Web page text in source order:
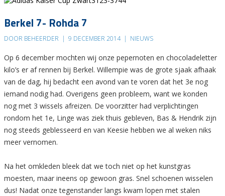
Berkel 7- Rohda 7
DOOR BEHEERDER | 9 DECEMBER 2014 | NIEUWS
Op 6 december mochten wij onze pepernoten en chocoladeletter
kilo’s er af rennen bij Berkel. Willempie was de grote sjaak afhaak
van de dag, hij bedacht een avond van te voren dat het 3e nog
iemand nodig had. Overigens geen probleem, want we konden
nog met 3 wissels afreizen. De voorzitter had verplichtingen
rondom het 1e, Linge was ziek thuis gebleven, Bas & Hendrik zijn
nog steeds geblesseerd en van Keesie hebben we al weken niks
meer vernomen.
Na het omkleden bleek dat we toch niet op het kunstgras
moesten, maar ineens op gewoon gras. Snel schoenen wisselen
dus! Nadat onze tegenstander langs kwam lopen met stalen